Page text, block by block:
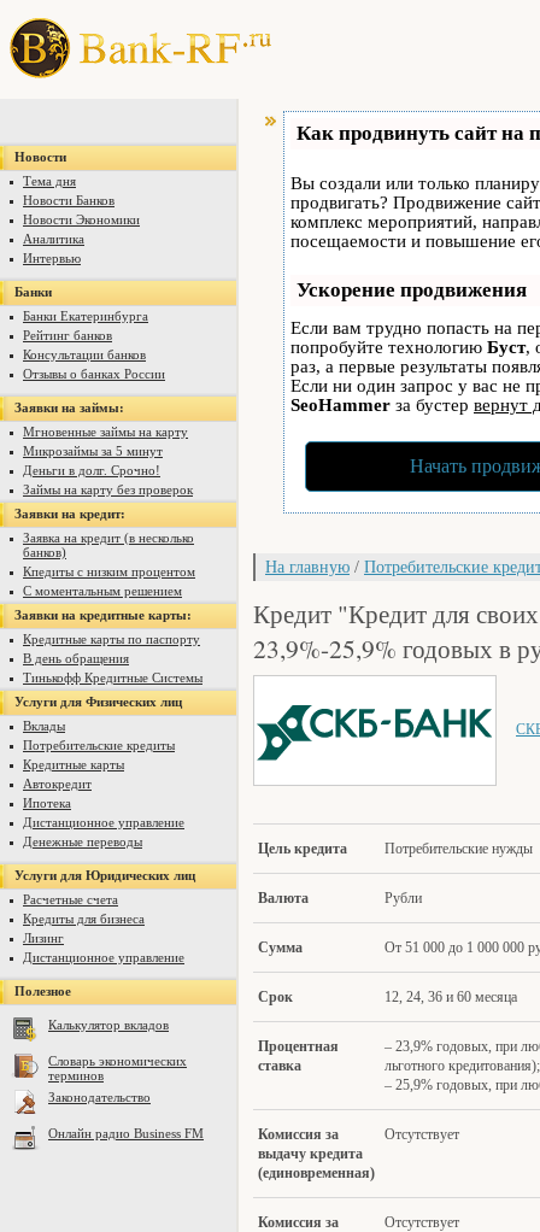
Новости
Тема дня
Новости Банков
Новости Экономики
Аналитика
Интервью
Банки
Банки Екатеринбурга
Рейтинг банков
Консультации банков
Отзывы о банках России
Заявки на займы:
Мгновенные займы на карту
Микрозаймы за 5 минут
Деньги в долг. Срочно!
Займы на карту без проверок
Заявки на кредит:
Заявка на кредит (в несколько
банков)
Кпедиты с низким процентом
С моментальным решением
Заявки на кредитные карты:
Кредитные карты по паспорту
В день обращения
Тинькофф Кредитные Системы
Услуги для Физических лиц
Вклады
Потребительские кредиты
Кредитные карты
Автокредит
Ипотека
Дистанционное управление
Денежные переводы
Услуги для Юридических лиц
Расчетные счета
Кредиты для бизнеса
Лизинг
Дистанционное управление
Полезное
Калькулятор вкладов
Словарь экономических
терминов
Законодательство
Онлайн радио Business FM
Как продвинуть сайт на
Вы создали или только
продвигать? Продвижение
комплекс мероприятий,
посещаемости и повышение
Ускорение продвижения
Если вам трудно попасть на
попробуйте технологию Буст,
раз, а первые результаты
Если ни один запрос у вас не
SeoHammer за бустер вернут
Начать
На главную / Потребительские
Кредит "Кредит для
23,9%-25,9% годовых в
Цель кредита Потребительские нужды
Валюта Рубли
Сумма От 51 000 до 1 000 000
Срок 12, 24, 36 и 60 месяца
Процентная
ставка
– 23,9% годовых, при
льготного кредитования);
– 25,9% годовых, при
Комиссия за
выдачу кредита
(единовременная)
Отсутствует
Комиссия за
Отсутствует